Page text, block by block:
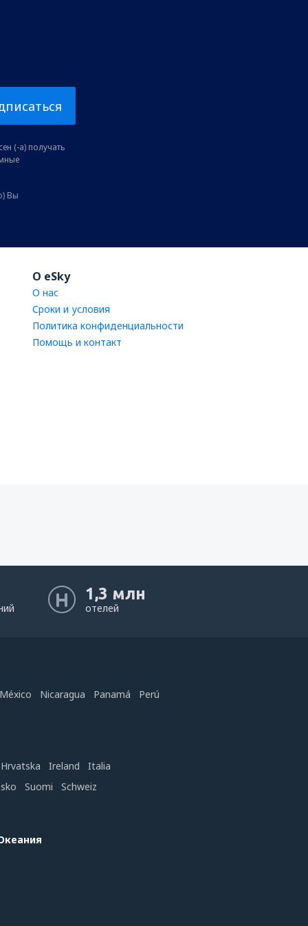
(-а) получать
Вы
O eSky
О нас
Сроки и условия
Политика конфиденциальности
Помощь и контакт
1,3 млн
отелей
México Nicaragua Panamá Perú
Hrvatska Ireland
Italia
Suomi Schweiz